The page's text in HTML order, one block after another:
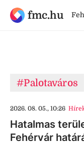
fmc.hu
#Palotaváros
2026. 08. 05., 10:26
Hatalmas
Fehérvár